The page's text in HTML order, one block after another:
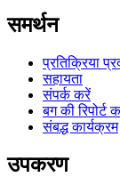
समर्थन
प्रतिक्रिया
सहायता
संपर्क करें
बग की रिपोर्ट
संबद्ध कार्यक्रम
उपकरण